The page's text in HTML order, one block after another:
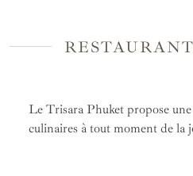
Le Trisara Phuket propose une
culinaires à tout moment de la